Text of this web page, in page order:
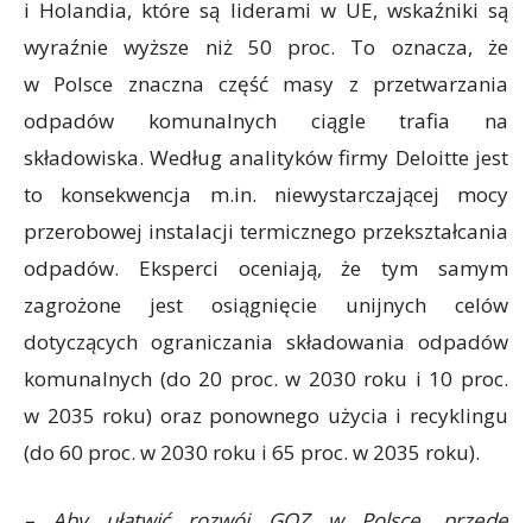
i Holandia, które są liderami w UE, wskaźniki są
wyraźnie wyższe niż 50 proc. To oznacza, że
w Polsce znaczna część masy z przetwarzania
odpadów komunalnych ciągle trafia na
składowiska. Według analityków firmy Deloitte jest
to konsekwencja m.in. niewystarczającej mocy
przerobowej instalacji termicznego przekształcania
odpadów. Eksperci oceniają, że tym samym
zagrożone jest osiągnięcie unijnych celów
dotyczących ograniczania składowania odpadów
komunalnych (do 20 proc. w 2030 roku i 10 proc.
w 2035 roku) oraz ponownego użycia i recyklingu
(do 60 proc. w 2030 roku i 65 proc. w 2035 roku).